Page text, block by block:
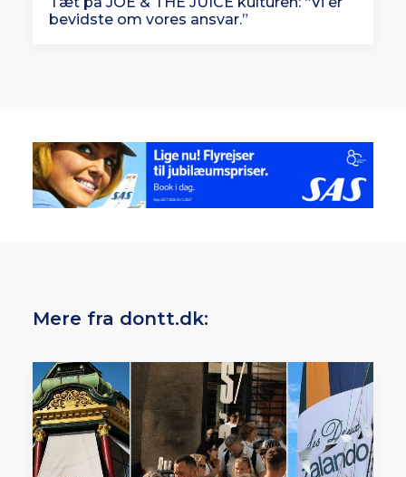
bevidste om vores ansvar.”
Mere fra dontt.dk: